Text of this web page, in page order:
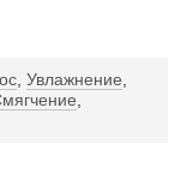
, Увлажнение,
,